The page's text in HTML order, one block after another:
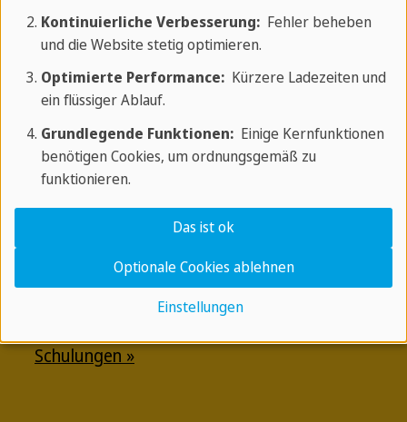
internationalen Fachkräfte erlernen effizient
Deutsch bis zum Niveau B2, um eine
reibungslose Kommunikation im
Arbeitsalltag zu gewährleisten.
Sprachausbildung »
und stärken Ihr bestehendes Team im
Kollegen, um eine optimale Einarbeitung
und langfristige Zusammenarbeit zu
Schulungen »
Kontinuierliche Verbesserung:Fehler beheben
und die Website stetig optimieren.
Optimierte Performance:Kürzere Ladezeiten und
ein flüssiger Ablauf.
Grundlegende Funktionen:Einige Kernfunktionen
benötigen Cookies, um ordnungsgemäß zu
funktionieren.
Einstellungen
Optionale Cookies ablehnen
Das ist ok